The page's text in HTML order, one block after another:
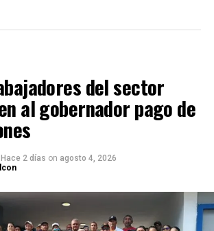
del sector
al gobernador pago de
Hace 2 días on agosto 4, 2026